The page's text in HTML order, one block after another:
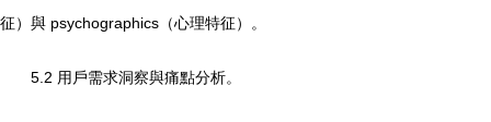
征）與 psychographics（心理特征）。
5.2 用戶需求洞察與痛點分析。